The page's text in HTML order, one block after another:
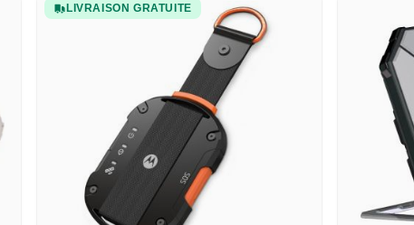
LIVRAISON GRATUITE